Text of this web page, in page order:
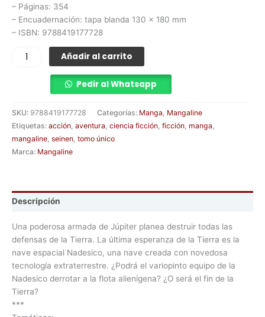
– Páginas: 354
– Encuadernación: tapa blanda 130 x 180 mm
– ISBN: 9788419177728
Añadir al carrito
Pedir al Whatsapp
SKU: 9788419177728 Categorías: Manga Mangaline
Etiquetas: acción aventura ciencia ficción ficción manga
mangaline seinen tomo único
Marca: Mangaline
Descripción
Una poderosa armada de Júpiter planea destruir todas las
defensas de la Tierra. La última esperanza de la Tierra es la
nave espacial Nadesico, una nave creada con novedosa
tecnología extraterrestre. ¿Podrá el variopinto equipo de la
Nadesico derrotar a la flota alienígena? ¿O será el fin de la
Tierra?
***